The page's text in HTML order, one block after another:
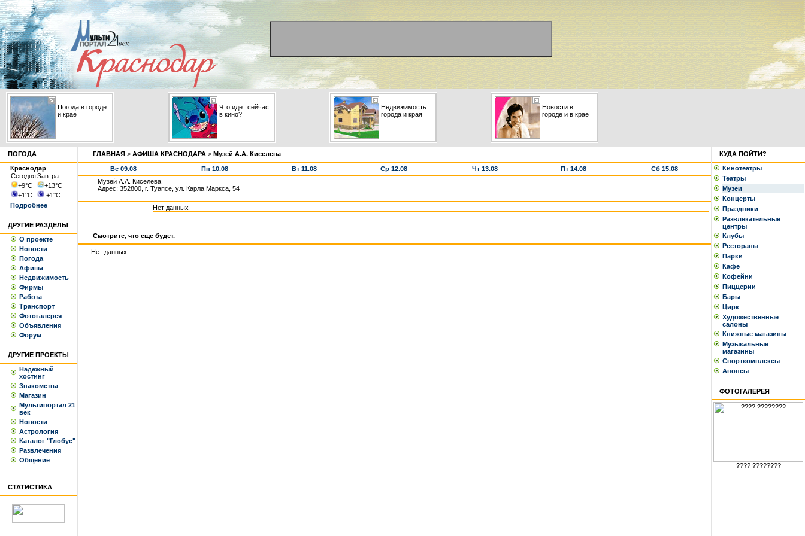
Погода в городе
и крае
Что идет сейчас
в кино?
Недвижимость
города и края
Новости в
городе и в крае
ПОГОДА
Краснодар
СегодняЗавтра
+9°С +13°С
+1°С +1°С
Подробнее
ДРУГИЕ РАЗДЕЛЫ
О проекте
Новости
Погода
Афиша
Недвижимость
Фирмы
Работа
Транспорт
Фотогалерея
Объявления
Форум
ДРУГИЕ ПРОЕКТЫ
Надежный
хостинг
Знакомства
Магазин
Мультипортал 21
век
Новости
Астрология
Каталог "Глобус"
Развлечения
Общение
СТАТИСТИКА
ГЛАВНАЯ > АФИША КРАСНОДАРА > Музей А.А. Киселева
Вс 09.08 Пн 10.08 Вт 11.08 Ср 12.08 Чт 13.08 Пт 14.08
Сб 15.08
Музей А.А. Киселева
Адрес: 352800, г. Туапсе, ул. Карла Маркса, 54
Нет данных
Смотрите, что еще будет.
Нет данных
КУДА ПОЙТИ?
Кинотеатры
Театры
Музеи
Концерты
Праздники
Развлекательные
центры
Клубы
Рестораны
Парки
Кафе
Кофейни
Пиццерии
Бары
Цирк
Художественные
салоны
Книжные магазины
Музыкальные
магазины
Спорткомплексы
Анонсы
ФОТОГАЛЕРЕЯ
???? ????????